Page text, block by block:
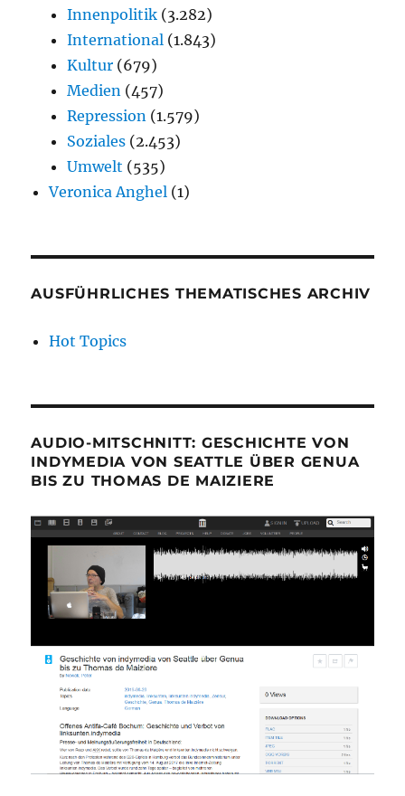
Innenpolitik (3.282)
International (1.843)
Kultur (679)
Medien (457)
Repression (1.579)
Soziales (2.453)
Umwelt (535)
Veronica Anghel (1)
AUSFÜHRLICHES THEMATISCHES ARCHIV
Hot Topics
AUDIO-MITSCHNITT: GESCHICHTE VON
INDYMEDIA VON SEATTLE ÜBER GENUA
BIS ZU THOMAS DE MAIZIERE